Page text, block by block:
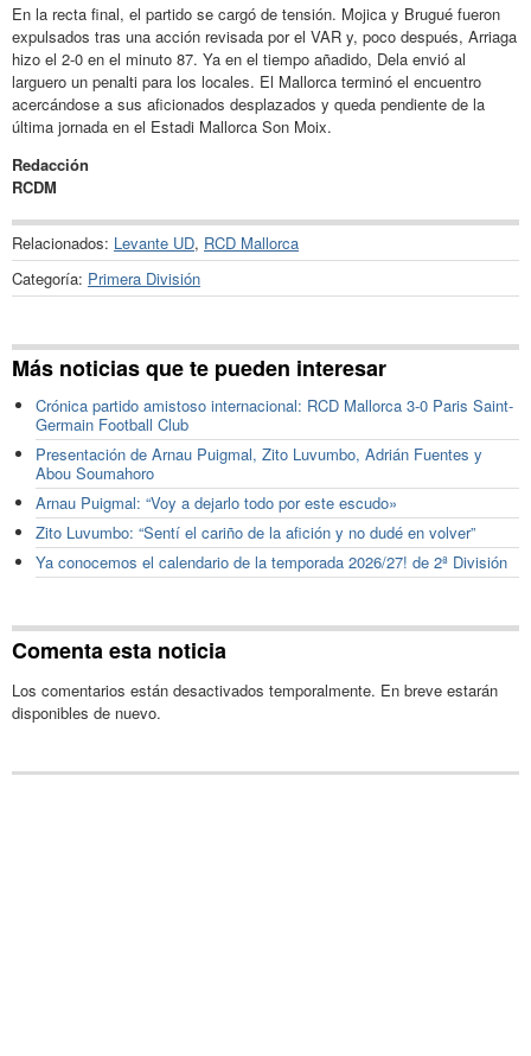
En la recta final, el partido se cargó de tensión. Mojica y Brugué fueron
expulsados tras una acción revisada por el VAR y, poco después, Arriaga
hizo el 2-0 en el minuto 87. Ya en el tiempo añadido, Dela envió al
larguero un penalti para los locales. El Mallorca terminó el encuentro
acercándose a sus aficionados desplazados y queda pendiente de la
última jornada en el Estadi Mallorca Son Moix.
Redacción
RCDM
Relacionados: Levante UD, RCD Mallorca
Categoría: Primera División
Más noticias que te pueden interesar
Crónica partido amistoso internacional: RCD Mallorca 3-0 Paris Saint-
Germain Football Club
Presentación de Arnau Puigmal, Zito Luvumbo, Adrián Fuentes y
Abou Soumahoro
Arnau Puigmal: “Voy a dejarlo todo por este escudo»
Zito Luvumbo: “Sentí el cariño de la afición y no dudé en volver”
Ya conocemos el calendario de la temporada 2026/27! de 2ª División
Comenta esta noticia
Los comentarios están desactivados temporalmente. En breve estarán
disponibles de nuevo.